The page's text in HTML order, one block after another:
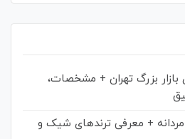
بزرگ تهران + مشخصات،
+ معرفی ترندهای شیک و